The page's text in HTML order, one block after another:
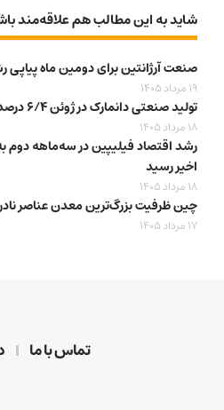
شاید به این مطالب هم علاقه‌مند
صنعت آرژانتین برای دومین ماه پیاپی
19 مرداد 1405
تولید صنعتی دانمارک در ژوئن ۶/۴ درصد افزایش یافت
18 مرداد 1405
رشد اقتصاد فیلیپین در سه‌ماهه
اخیر رسید
18 مرداد 1405
چین ظرفیت بزرگ‌ترین معدن عناصر
17 مرداد 1405
تماس با ما